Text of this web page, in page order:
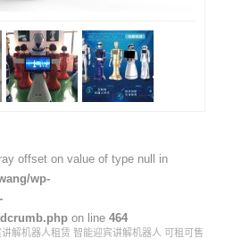
offset on value of type null in
wp-
on line464
解机器人租赁 智能迎宾讲解机器人 可租可售